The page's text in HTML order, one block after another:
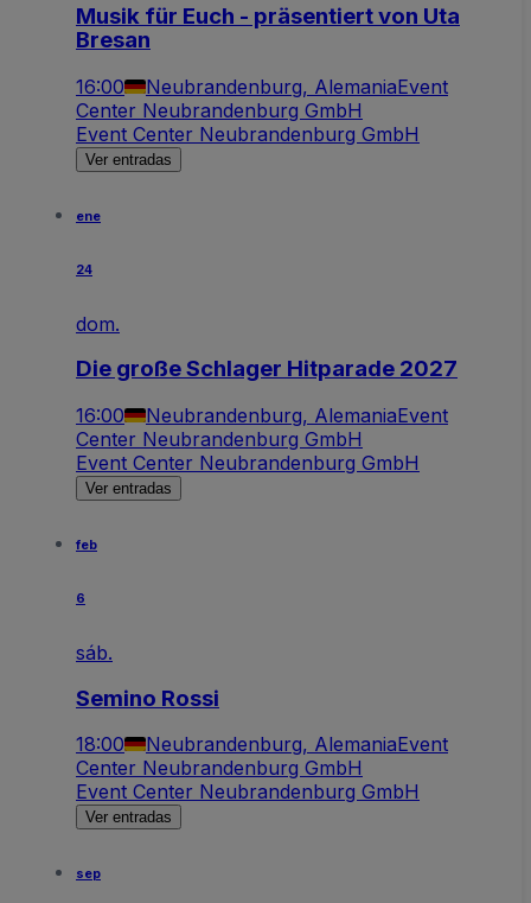
Musik für Euch - präsentiert von Uta
Bresan
16:00 Neubrandenburg, AlemaniaEvent
Center Neubrandenburg GmbH
Event Center Neubrandenburg GmbH
Ver entradas
ene
24
dom.
Die große Schlager Hitparade 2027
16:00 Neubrandenburg, AlemaniaEvent
Center Neubrandenburg GmbH
Event Center Neubrandenburg GmbH
Ver entradas
feb
6
sáb.
Semino Rossi
18:00 Neubrandenburg, AlemaniaEvent
Center Neubrandenburg GmbH
Event Center Neubrandenburg GmbH
Ver entradas
sep